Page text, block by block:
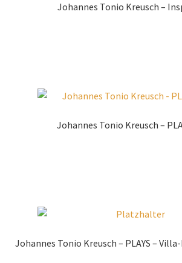
Johannes Tonio Kreusch –
Johannes Tonio Kreusch –
Johannes Tonio Kreusch – PLAYS –